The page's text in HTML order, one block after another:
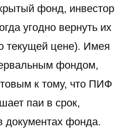
фонд, инвестор
угодно вернуть их
текущей цене). Имея
фондом,
к тому, что ПИФ
паи в срок,
документах фонда.